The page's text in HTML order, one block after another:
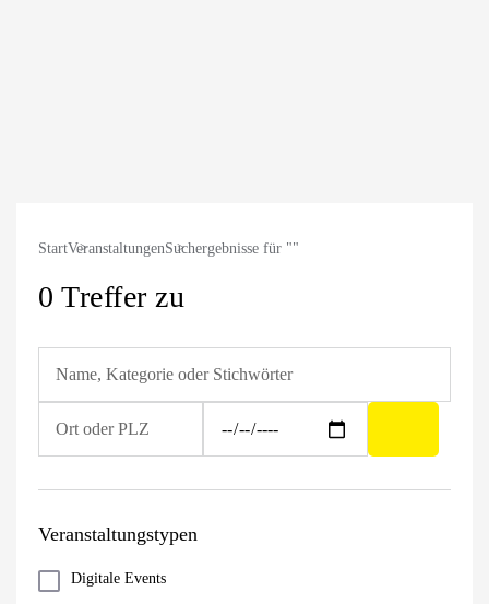
StartVeranstaltungenSuchergebnisse für ""
0 Treffer zu
Veranstaltungstypen
Digitale Events